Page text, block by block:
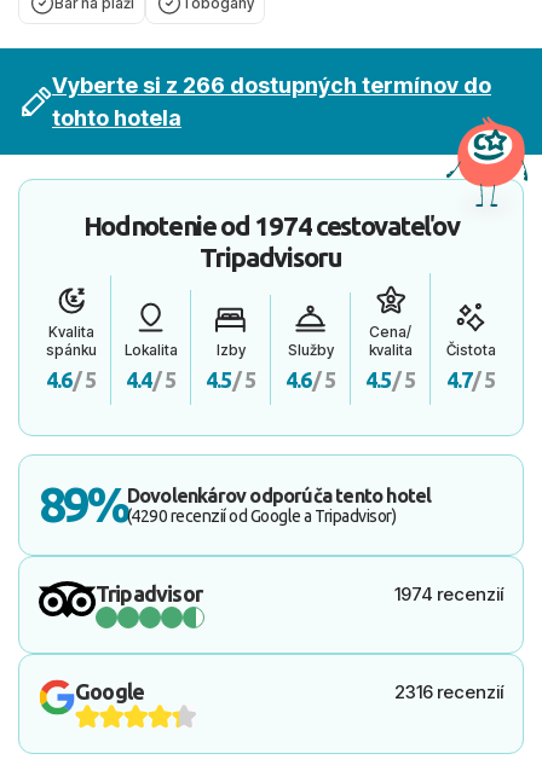
Vyberte si z 266 dostupných termínov do
tohto hotela
Hodnotenie od 1974 cestovateľov
Tripadvisoru
Kvalita
spánku
4.6/ 5
Lokalita
4.4/ 5
Izby
4.5/ 5
Služby
4.6/ 5
Cena/
kvalita
4.5/ 5
Čistota
4.7/ 5
89%Dovolenkárov odporúča tento hotel
(4290 recenzií od Google a Tripadvisor)
Tripadvisor 1974 recenzií
Google 2316 recenzií